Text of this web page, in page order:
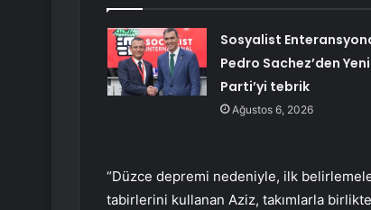
Sosyalist
Pedro Sachez’den Yeni
Parti’yi tebrik
Ağustos 6, 2026
“Düzce depremi nedeniyle, ilk
tabirlerini kullanan Aziz, takımlarla